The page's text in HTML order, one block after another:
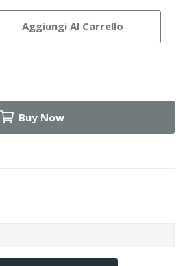
Aggiungi Al Carrello
Buy Now